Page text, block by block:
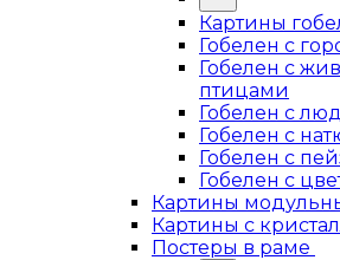
Картины
Гобелен с
Гобелен с
птицами
Гобелен с
Гобелен с
Гобелен с
Гобелен с
Картины
Картины с
Постеры в раме